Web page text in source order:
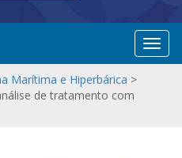
Marítima e Hiperbárica >
de tratamento com